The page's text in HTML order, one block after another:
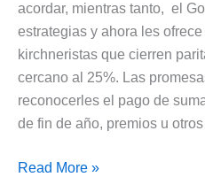
acordar, mientras tanto, el
estrategias y ahora les
kirchneristas que cierren
cercano al 25%. Las
reconocerles el pago de
de fin de año, premios u
Avanza
Read More »